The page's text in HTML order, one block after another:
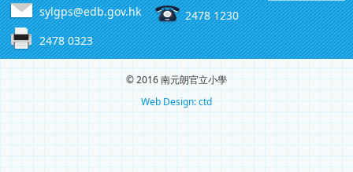
sylgps@edb.gov.hk
2478 1230
2478 0323
© 2016 南元朗官立小學
Web Design: ctd